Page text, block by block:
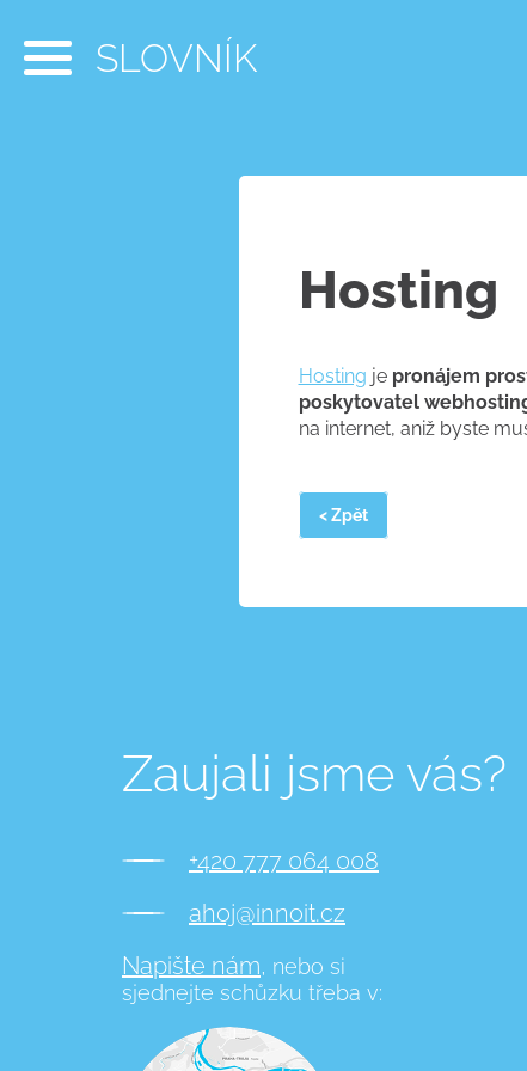
SLOVNÍK
Hosting
Hosting je pronájem
poskytovatel
na internet, aniž byste
< Zpět
Zaujali jsme vás?
+420 777 064 008
ahoj@innoit.cz
Napište nám, nebo si
sjednejte schůzku třeba v: